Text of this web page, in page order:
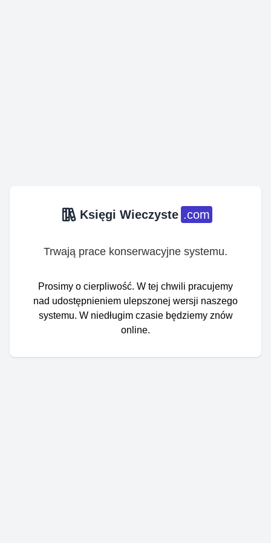
Księgi Wieczyste .com
Trwają prace konserwacyjne systemu.
Prosimy o cierpliwość. W tej chwili pracujemy
nad udostępnieniem ulepszonej wersji naszego
systemu. W niedługim czasie będziemy znów
online.